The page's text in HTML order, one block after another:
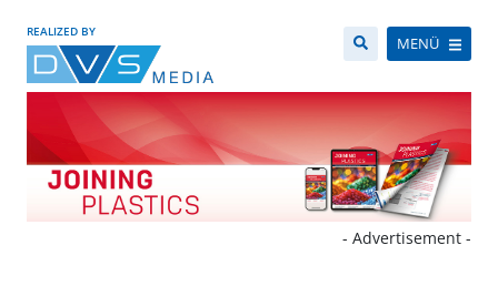
REALIZED BY
MENÜ
- Advertisement -